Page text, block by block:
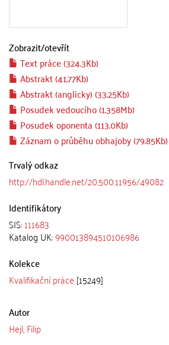
Zobrazit/otevřít
Text práce (324.3Kb)
Abstrakt (41.77Kb)
Abstrakt (anglicky) (33.25Kb)
Posudek vedoucího (1.358Mb)
Posudek oponenta (113.0Kb)
Záznam o průběhu obhajoby (79.85Kb)
Trvalý odkaz
http://hdl.handle.net/20.500.11956/49082
Identifikátory
SIS:111683
Katalog UK:990013894510106986
Kolekce
Kvalifikační práce [15249]
Autor
Hejl, Filip